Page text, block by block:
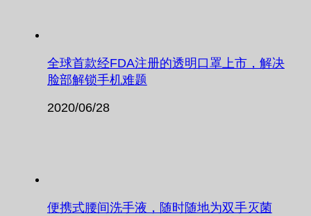
全球首款经FDA注册的透明口罩上市，解决
脸部解锁手机难题
2020/06/28
便携式腰间洗手液，随时随地为双手灭菌